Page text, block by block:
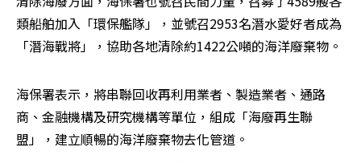
類船舶加入「環保艦隊」，並號召2953名潛水愛好者成為
「潛海戰將」，協助各地清除約1422公噸的海洋廢棄物。
海保署表示，將串聯回收再利用業者、製造業者、通路
商、金融機構及研究機構等單位，組成「海廢再生聯
盟」，建立順暢的海洋廢棄物去化管道。